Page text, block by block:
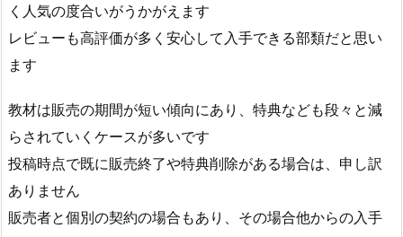
く人気の度合いがうかがえます
レビューも高評価が多く安心して入手できる部類だと思い
ます
教材は販売の期間が短い傾向にあり、特典なども段々と減
らされていくケースが多いです
投稿時点で既に販売終了や特典削除がある場合は、申し訳
ありません
販売者と個別の契約の場合もあり、その場合他からの入手